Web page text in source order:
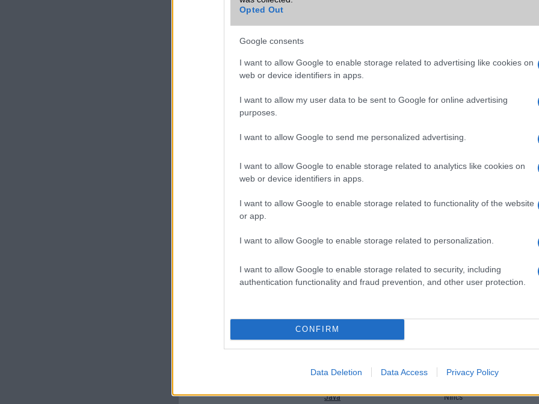
Opted Out
Google consents
I want to allow Google to enable storage related to advertising like cookies on
web or device identifiers in apps.
I want to allow my user data to be sent to Google for online advertising
purposes.
I want to allow Google to send me personalized advertising.
I want to allow Google to enable storage related to analytics like cookies on
web or device identifiers in apps.
I want to allow Google to enable storage related to functionality of the website
or app.
I want to allow Google to enable storage related to personalization.
I want to allow Google to enable storage related to security, including
authentication functionality and fraud prevention, and other user protection.
CONFIRM
Data Deletion Data Access Privacy Policy
További ZTE
mobiltelefonok
Wi-Fi Direct
Wi-Fi extra Nincs
Blackberry Nincs
TV/USB kapcsolat
GPS
aGPS (USA), Glonass
Push to Talk
Típus Li-Ion
Cserélhetőség
Beszélgetési idő h /
Gyorstöltés
ALKALMAZÁSOK ÉS ÉRZÉKELŐK
Java Nincs